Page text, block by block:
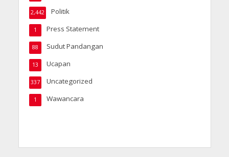
Politik
2,442
Press Statement
1
Sudut Pandangan
88
Ucapan
13
Uncategorized
337
Wawancara
1